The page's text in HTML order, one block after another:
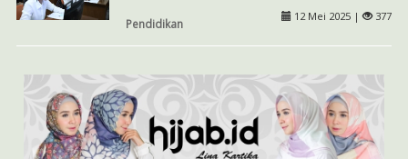
Pendidikan
12 Mei 2025 | 377